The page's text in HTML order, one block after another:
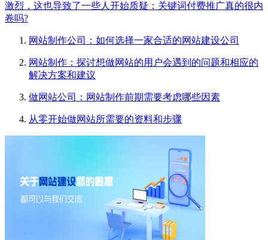
激烈，这也导致了一些人开始质疑：关键词付费推广真的很内
卷吗?
网站制作公司：如何选择一家合适的网站建设公司
网站制作：探讨想做网站的用户会遇到的问题和相应的
解决方案和建议
做网站公司：网站制作前期需要考虑哪些因素
从零开始做网站所需要的资料和步骤